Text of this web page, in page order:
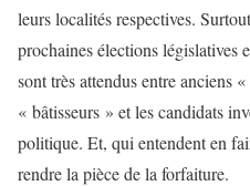
leurs localités respectives.
prochaines élections législatives
sont très attendus entre anciens
« bâtisseurs » et les candidats
politique. Et, qui entendent en
rendre la pièce de la forfaiture.